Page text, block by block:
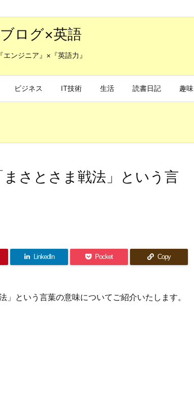
ログ×英語
ンジニア』×『英語力』
ビジネス IT技術 生活 読書日記 趣味
さとさま戦法」という言
LinkedIn Pocket Copy
という言葉の意味についてご紹介いたします。